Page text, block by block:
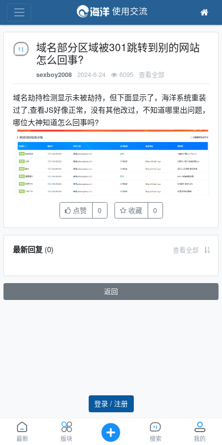
最新 版块 搜索 我的
登录 / 注册
使用交流
域名部分区域被301跳转到别的网站
怎么回事?
sexboy2008 2024-6-24 6095 查看全部
域名劫持检测显示未被劫持，但下面显示了，海洋系统重装
过了,查看JS好像正常，没有其他改过，不知道哪里出问题，
哪位大神知道怎么回事吗?
点赞 0 收藏 0
最新回复(0) 查看全部
返回